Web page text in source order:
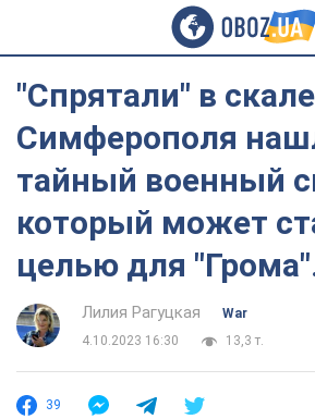
"Спрятали" в
Симферополя
тайный военный
который может
целью для
Лилия Рагуцкая
War
4.10.2023 16:30
13,3 т.
39